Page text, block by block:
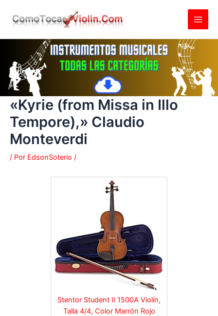
«Kyrie (from Missa in Illo
Tempore),» Claudio
Monteverdi
/ Por EdsonSoterio /
Stentor Student II 1500A Violín,
Talla 4/4, Color Marrón Rojo